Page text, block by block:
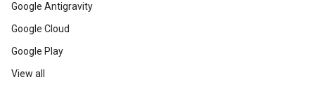
Google Antigravity
Google Cloud
Google Play
View all